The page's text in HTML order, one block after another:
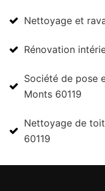
Nettoyage et
Rénovation
Société de pose
Monts 60119
Nettoyage de
60119